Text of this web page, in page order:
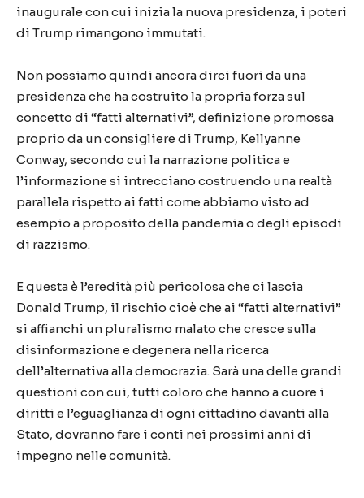
inaugurale con cui inizia la nuova presidenza, i poteri
di Trump rimangono immutati.
Non possiamo quindi ancora dirci fuori da una
presidenza che ha costruito la propria forza sul
concetto di “fatti alternativi”, definizione promossa
proprio da un consigliere di Trump, Kellyanne
Conway, secondo cui la narrazione politica e
l’informazione si intrecciano costruendo una realtà
parallela rispetto ai fatti come abbiamo visto ad
esempio a proposito della pandemia o degli episodi
di razzismo.
E questa è l’eredità più pericolosa che ci lascia
Donald Trump, il rischio cioè che ai “fatti alternativi”
si affianchi un pluralismo malato che cresce sulla
disinformazione e degenera nella ricerca
dell’alternativa alla democrazia. Sarà una delle grandi
questioni con cui, tutti coloro che hanno a cuore i
diritti e l’eguaglianza di ogni cittadino davanti alla
Stato, dovranno fare i conti nei prossimi anni di
impegno nelle comunità.